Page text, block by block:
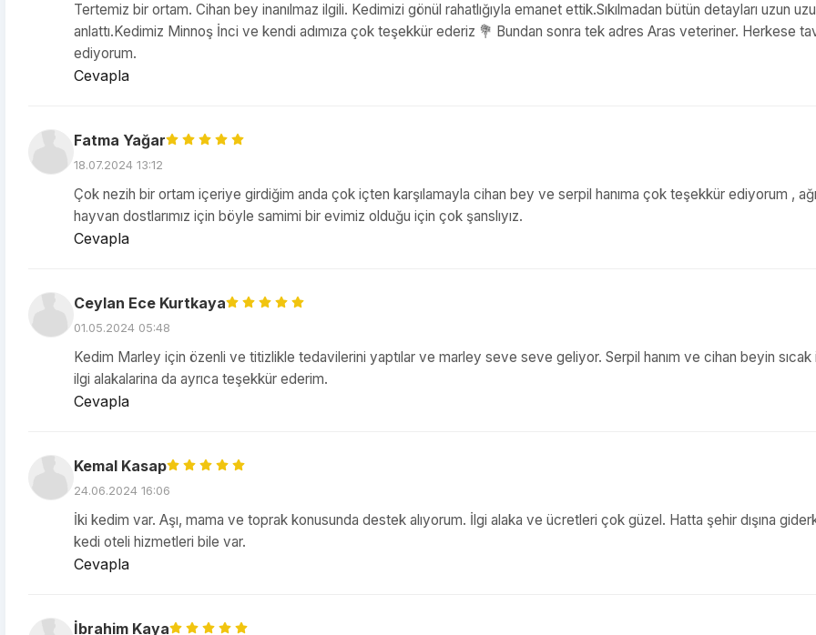
Tertemiz bir ortam. Cihan bey inanılmaz ilgili. Kedimizi gönül rahatlığıyla emanet ettik.Sıkılmadan bütün detayları uzun
anlattı.Kedimiz Minnoş İnci ve kendi adımıza çok teşekkür ederiz 💐 Bundan sonra tek adres Aras veteriner. Herkese
ediyorum.
Cevapla
Fatma Yağar
18.07.2024 13:12
Çok nezih bir ortam içeriye girdiğim anda çok içten karşılamayla cihan bey ve serpil hanıma çok teşekkür ediyorum ,
hayvan dostlarımız için böyle samimi bir evimiz olduğu için çok şanslıyız.
Cevapla
Ceylan Ece Kurtkaya
01.05.2024 05:48
Kedim Marley için özenli ve titizlikle tedavilerini yaptılar ve marley seve seve geliyor. Serpil hanım ve cihan beyin sıcak
ilgi alakalarina da ayrıca teşekkür ederim.
Cevapla
Kemal Kasap
24.06.2024 16:06
İki kedim var. Aşı, mama ve toprak konusunda destek alıyorum. İlgi alaka ve ücretleri çok güzel. Hatta şehir dışına
kedi oteli hizmetleri bile var.
Cevapla
İbrahim Kaya